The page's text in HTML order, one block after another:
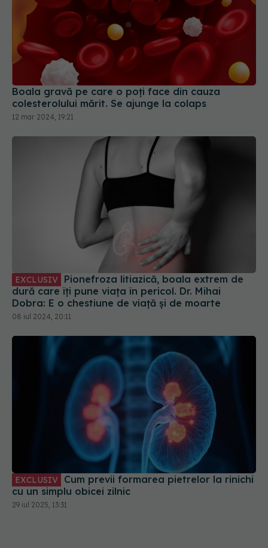
Boala gravă pe care o poți face din cauza
colesterolului mărit. Se ajunge la colaps
12 mar 2024, 19:21
EXCLUSIV
dură care îți pune viața în pericol. Dr. Mihai
Dobra: E o chestiune de viață și de moarte
08 iul 2024, 20:11
EXCLUSIV
cu un simplu obicei zilnic
29 iul 2025, 13:31